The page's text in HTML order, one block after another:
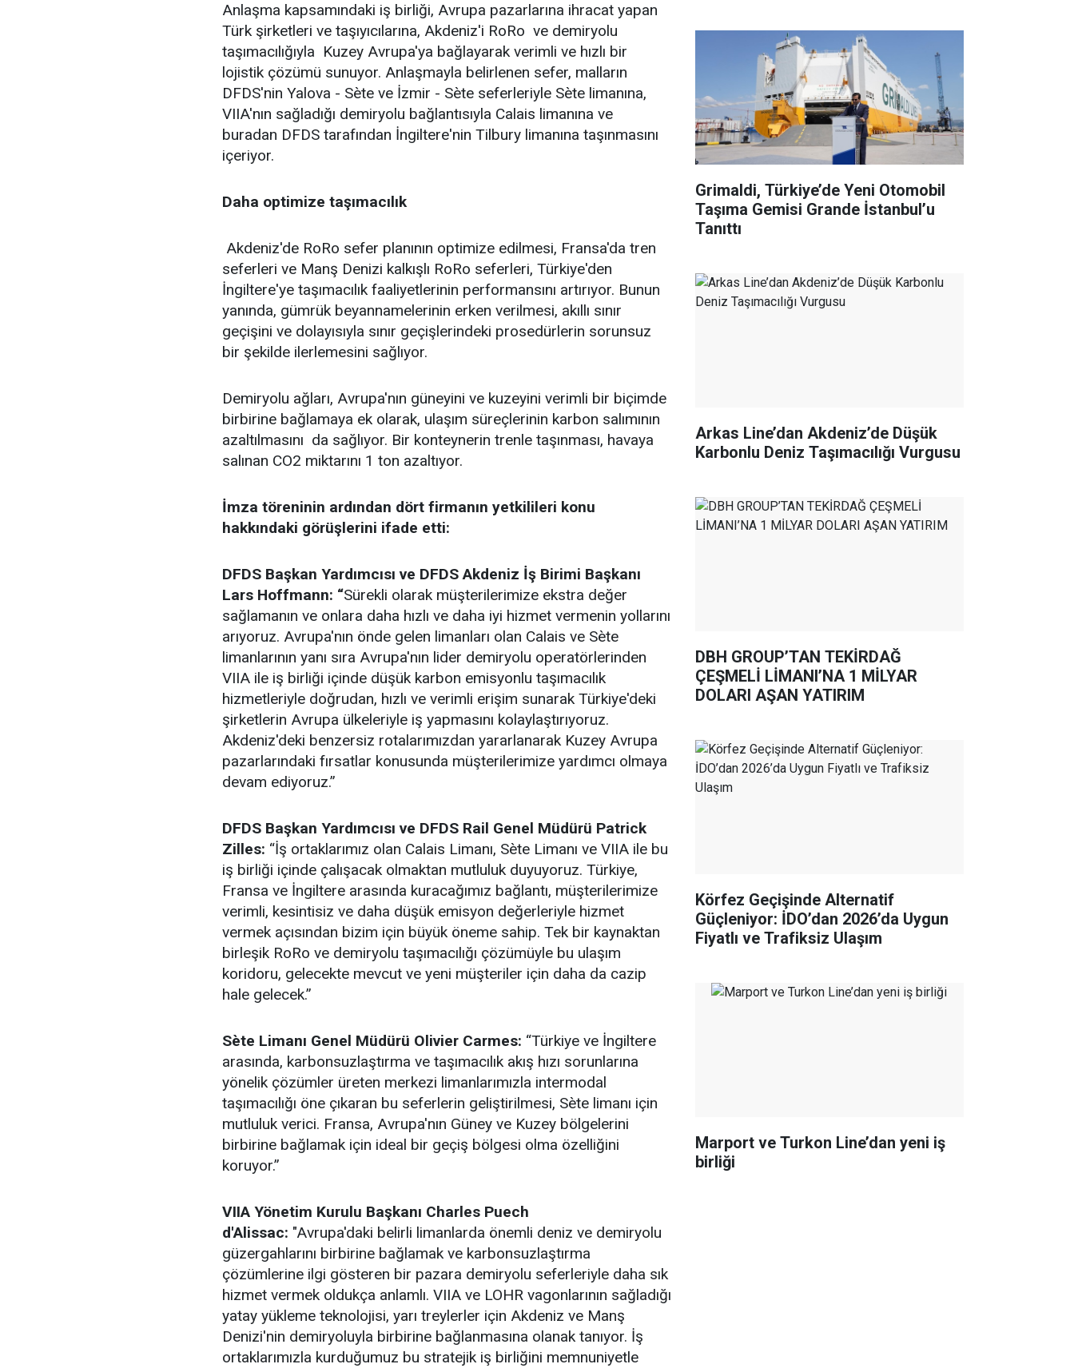
Anlaşma kapsamındaki iş birliği, Avrupa pazarlarına ihracat yapan
Türk şirketleri ve taşıyıcılarına, Akdeniz'i RoRo ve demiryolu
taşımacılığıyla Kuzey Avrupa'ya bağlayarak verimli ve hızlı bir
lojistik çözümü sunuyor. Anlaşmayla belirlenen sefer, malların
DFDS'nin Yalova - Sète ve İzmir - Sète seferleriyle Sète limanına,
VIIA'nın sağladığı demiryolu bağlantısıyla Calais limanına ve
buradan DFDS tarafından İngiltere'nin Tilbury limanına taşınmasını
içeriyor.
Daha optimize taşımacılık
Akdeniz'de RoRo sefer planının optimize edilmesi, Fransa'da tren
seferleri ve Manş Denizi kalkışlı RoRo seferleri, Türkiye'den
İngiltere'ye taşımacılık faaliyetlerinin performansını artırıyor. Bunun
yanında, gümrük beyannamelerinin erken verilmesi, akıllı sınır
geçişini ve dolayısıyla sınır geçişlerindeki prosedürlerin sorunsuz
bir şekilde ilerlemesini sağlıyor.
Demiryolu ağları, Avrupa'nın güneyini ve kuzeyini verimli bir biçimde
birbirine bağlamaya ek olarak, ulaşım süreçlerinin karbon salımının
azaltılmasını da sağlıyor. Bir konteynerin trenle taşınması, havaya
salınan CO2 miktarını 1 ton azaltıyor.
İmza töreninin ardından dört firmanın yetkilileri konu
hakkındaki görüşlerini ifade etti:
DFDS Başkan Yardımcısı ve DFDS Akdeniz İş Birimi Başkanı
Lars Hoffmann: “Sürekli olarak müşterilerimize ekstra değer
sağlamanın ve onlara daha hızlı ve daha iyi hizmet vermenin yollarını
arıyoruz. Avrupa'nın önde gelen limanları olan Calais ve Sète
limanlarının yanı sıra Avrupa'nın lider demiryolu operatörlerinden
VIIA ile iş birliği içinde düşük karbon emisyonlu taşımacılık
hizmetleriyle doğrudan, hızlı ve verimli erişim sunarak Türkiye'deki
şirketlerin Avrupa ülkeleriyle iş yapmasını kolaylaştırıyoruz.
Akdeniz'deki benzersiz rotalarımızdan yararlanarak Kuzey Avrupa
pazarlarındaki fırsatlar konusunda müşterilerimize yardımcı olmaya
devam ediyoruz.”
DFDS Başkan Yardımcısı ve DFDS Rail Genel Müdürü Patrick
Zilles: “İş ortaklarımız olan Calais Limanı, Sète Limanı ve VIIA ile bu
iş birliği içinde çalışacak olmaktan mutluluk duyuyoruz. Türkiye,
Fransa ve İngiltere arasında kuracağımız bağlantı, müşterilerimize
verimli, kesintisiz ve daha düşük emisyon değerleriyle hizmet
vermek açısından bizim için büyük öneme sahip. Tek bir kaynaktan
birleşik RoRo ve demiryolu taşımacılığı çözümüyle bu ulaşım
koridoru, gelecekte mevcut ve yeni müşteriler için daha da cazip
hale gelecek.”
Sète Limanı Genel Müdürü Olivier Carmes: “Türkiye ve İngiltere
arasında, karbonsuzlaştırma ve taşımacılık akış hızı sorunlarına
yönelik çözümler üreten merkezi limanlarımızla intermodal
taşımacılığı öne çıkaran bu seferlerin geliştirilmesi, Sète limanı için
mutluluk verici. Fransa, Avrupa'nın Güney ve Kuzey bölgelerini
birbirine bağlamak için ideal bir geçiş bölgesi olma özelliğini
koruyor.”
VIIA Yönetim Kurulu Başkanı Charles Puech
d'Alissac: "Avrupa'daki belirli limanlarda önemli deniz ve demiryolu
güzergahlarını birbirine bağlamak ve karbonsuzlaştırma
çözümlerine ilgi gösteren bir pazara demiryolu seferleriyle daha sık
hizmet vermek oldukça anlamlı. VIIA ve LOHR vagonlarının sağladığı
yatay yükleme teknolojisi, yarı treylerler için Akdeniz ve Manş
Denizi'nin demiryoluyla birbirine bağlanmasına olanak tanıyor. İş
ortaklarımızla kurduğumuz bu stratejik iş birliğini memnuniyetle
Grimaldi, Türkiye’de Yeni Otomobil
Taşıma Gemisi Grande İstanbul’u
Tanıttı
Arkas Line’dan Akdeniz’de Düşük
Karbonlu Deniz Taşımacılığı Vurgusu
DBH GROUP’TAN TEKİRDAĞ
ÇEŞMELİ LİMANI’NA 1 MİLYAR
DOLARI AŞAN YATIRIM
Körfez Geçişinde Alternatif
Güçleniyor: İDO’dan 2026’da Uygun
Fiyatlı ve Trafiksiz Ulaşım
Marport ve Turkon Line’dan yeni iş
birliği